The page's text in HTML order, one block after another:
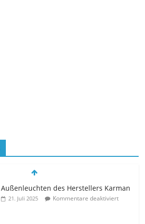
Außenleuchten des Herstellers Karman
21. Juli 2025 Kommentare deaktiviert